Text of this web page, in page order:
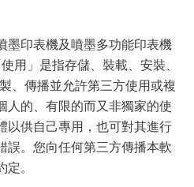
墨印表機及噴墨多功能印表機
用」是指存儲、裝載、安裝、
、傳播並允許第三方使用或複
人的、有限的而又非獨家的使
以供自己專用，也可對其進行
誤。您向任何第三方傳播本軟
。